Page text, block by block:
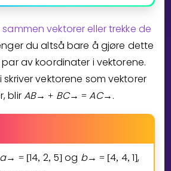
vektorer eller trekke de
du altså bare å gjøre dette
av koordinater i vektorene.
skriver vektorene som vektorer
blirAB→ + BC→ = AC→ .
a→ = [14, 2, 5] og b→ = [4, 4, 1],